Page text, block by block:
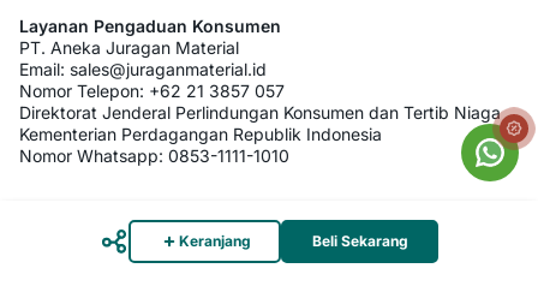
Layanan Pengaduan Konsumen
PT. Aneka Juragan Material
Email: sales@juraganmaterial.id
Nomor Telepon: +62 21 3857 057
Direktorat Jenderal Perlindungan Konsumen dan Tertib Niaga
Kementerian Perdagangan Republik Indonesia
Nomor Whatsapp: 0853-1111-1010
Keranjang Beli Sekarang